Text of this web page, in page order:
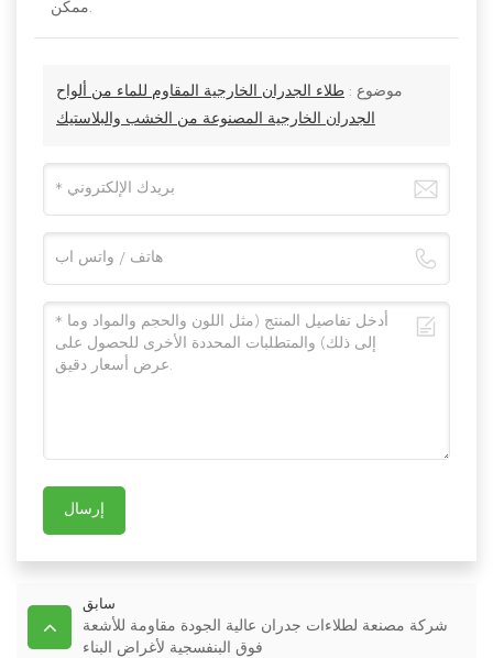
ممكن.
موضوع : طلاء الجدران الخارجية المقاوم للماء من ألواح
الجدران الخارجية المصنوعة من الخشب والبلاستيك
إرسال
سابق
شركة مصنعة لطلاءات جدران عالية الجودة مقاومة للأشعة
فوق البنفسجية لأغراض البناء